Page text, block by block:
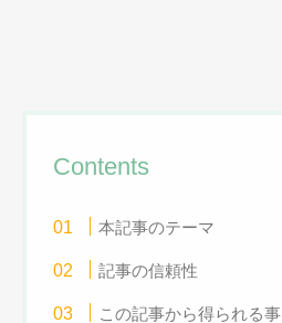
Contents
本記事のテーマ
記事の信頼性
この記事から得られる事